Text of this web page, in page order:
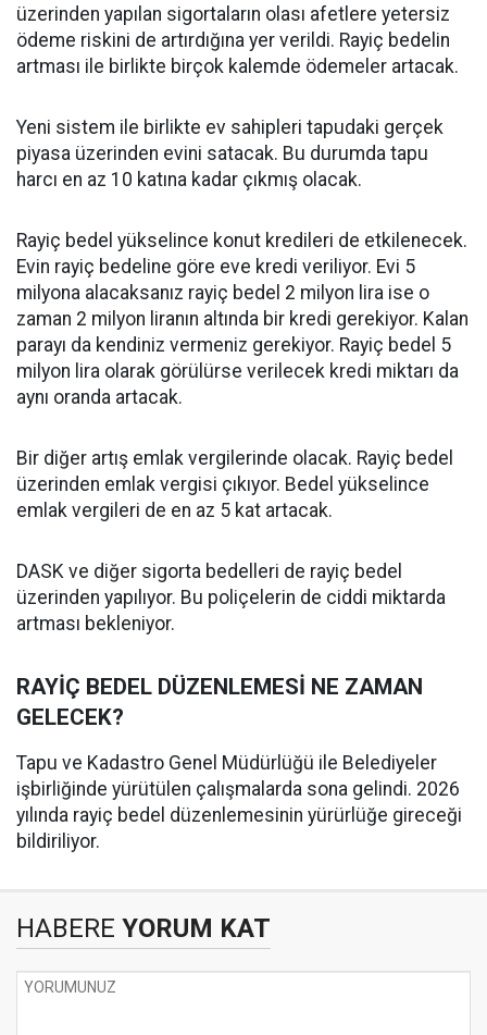
üzerinden yapılan sigortaların olası afetlere yetersiz
ödeme riskini de artırdığına yer verildi. Rayiç bedelin
artması ile birlikte birçok kalemde ödemeler artacak.
Yeni sistem ile birlikte ev sahipleri tapudaki gerçek
piyasa üzerinden evini satacak. Bu durumda tapu
harcı en az 10 katına kadar çıkmış olacak.
Rayiç bedel yükselince konut kredileri de etkilenecek.
Evin rayiç bedeline göre eve kredi veriliyor. Evi 5
milyona alacaksanız rayiç bedel 2 milyon lira ise o
zaman 2 milyon liranın altında bir kredi gerekiyor. Kalan
parayı da kendiniz vermeniz gerekiyor. Rayiç bedel 5
milyon lira olarak görülürse verilecek kredi miktarı da
aynı oranda artacak.
Bir diğer artış emlak vergilerinde olacak. Rayiç bedel
üzerinden emlak vergisi çıkıyor. Bedel yükselince
emlak vergileri de en az 5 kat artacak.
DASK ve diğer sigorta bedelleri de rayiç bedel
üzerinden yapılıyor. Bu poliçelerin de ciddi miktarda
artması bekleniyor.
RAYİÇ BEDEL DÜZENLEMESİ NE ZAMAN
GELECEK?
Tapu ve Kadastro Genel Müdürlüğü ile Belediyeler
işbirliğinde yürütülen çalışmalarda sona gelindi. 2026
yılında rayiç bedel düzenlemesinin yürürlüğe gireceği
bildiriliyor.
HABERE YORUM KAT